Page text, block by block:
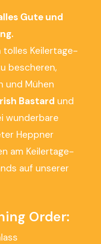
Gute und
Keilertage-
bescheren,
und Mühen
Bastard und
wunderbare
Heppner
am Keilertage-
auf unserer
Order: